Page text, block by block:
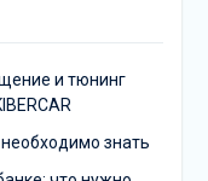
и тюнинг
знать